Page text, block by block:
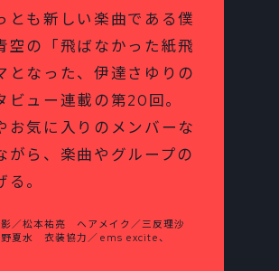
とも新しい楽曲である僕
空の「飛ばなかった紙飛
となった、伊達さゆりの
ビュー連載の第20回。
お気に入りのメンバーな
がら、楽曲やグループの
。
／松本祐亮 ヘアメイク／三反理沙
夏水 衣装協力／ems excite、